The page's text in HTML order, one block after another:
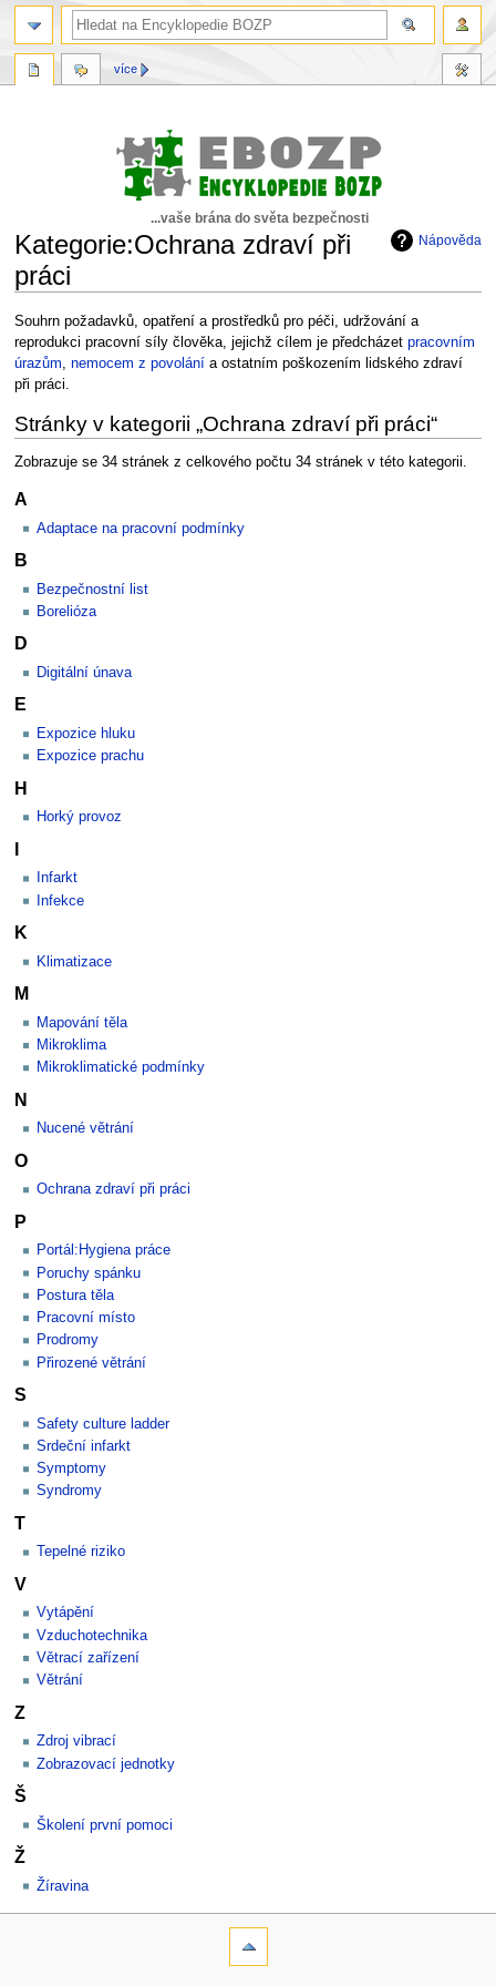
...vaše brána do světa bezpečnosti
Nápověda
Kategorie:Ochrana zdraví při
práci
Skočit
na
navigaci
Skočit
na
vyhledávání
Souhrn požadavků, opatření a prostředků pro péči, udržování a
reprodukci pracovní síly člověka, jejichž cílem je předcházet pracovním
úrazům, nemocem z povolání a ostatním poškozením lidského zdraví
při práci.
Stránky v kategorii „Ochrana zdraví při práci“
Zobrazuje se 34 stránek z celkového počtu 34 stránek v této kategorii.
A
Adaptace na pracovní podmínky
B
Bezpečnostní list
Borelióza
D
Digitální únava
E
Expozice hluku
Expozice prachu
H
Horký provoz
I
Infarkt
Infekce
K
Klimatizace
M
Mapování těla
Mikroklima
Mikroklimatické podmínky
N
Nucené větrání
O
Ochrana zdraví při práci
P
Portál:Hygiena práce
Poruchy spánku
Postura těla
Pracovní místo
Prodromy
Přirozené větrání
S
Safety culture ladder
Srdeční infarkt
Symptomy
Syndromy
T
Tepelné riziko
V
Vytápění
Vzduchotechnika
Větrací zařízení
Větrání
Z
Zdroj vibrací
Zobrazovací jednotky
Š
Školení první pomoci
Ž
Žíravina
více